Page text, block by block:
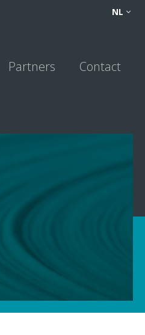
NL
FRNLDE
Partners Contact